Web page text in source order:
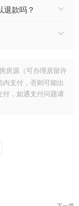
退款吗？
房源（可办理居留许
支付，否则可能出
付，如遇支付问题请